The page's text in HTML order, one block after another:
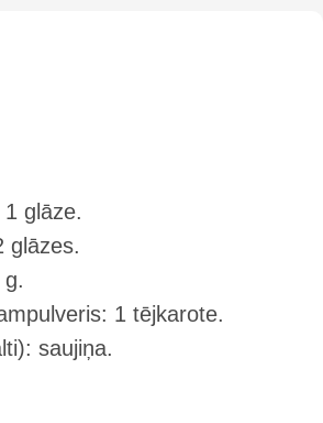
glāze.
glāzes.
1 tējkarote.
saujiņa.